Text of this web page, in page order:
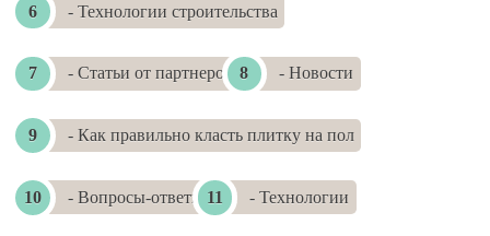
- Технологии строительства
- Статьи от партнеров - Новости
- Как правильно класть плитку на пол
- Вопросы-ответы - Технологии